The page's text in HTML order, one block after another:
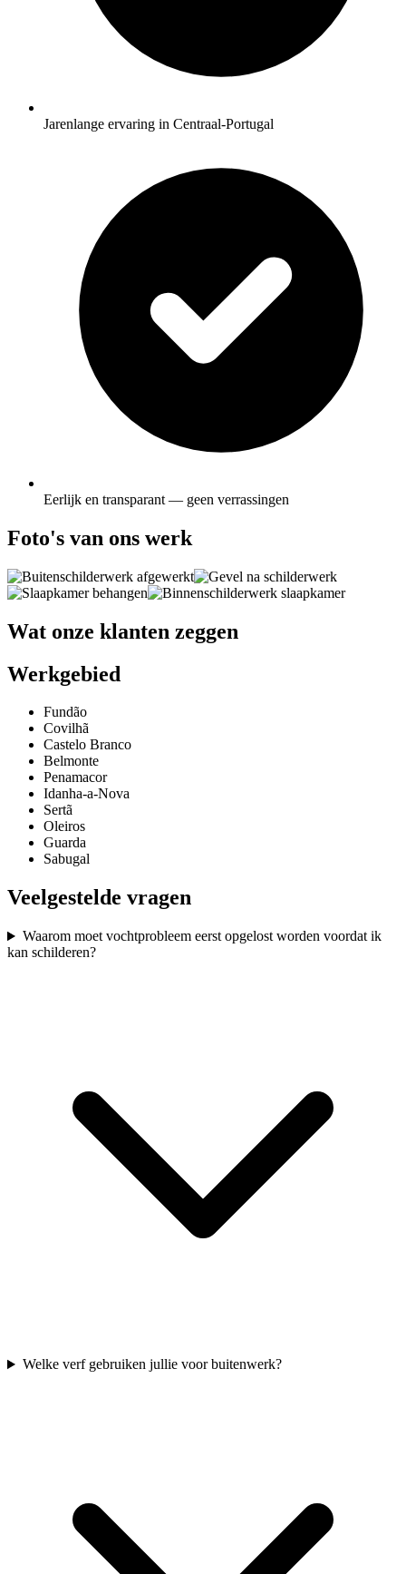
Jarenlange ervaring in Centraal-Portugal
Eerlijk en transparant — geen verrassingen
Foto's van ons werk
Wat onze klanten zeggen
Werkgebied
Fundão
Covilhã
Castelo Branco
Belmonte
Penamacor
Idanha-a-Nova
Sertã
Oleiros
Guarda
Sabugal
Veelgestelde vragen
Waarom moet vochtprobleem eerst opgelost worden voordat ik
kan schilderen?
Welke verf gebruiken jullie voor buitenwerk?